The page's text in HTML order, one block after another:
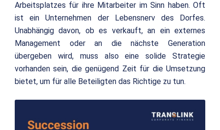
Arbeitsplatzes für ihre Mitarbeiter im Sinn haben. Oft
ist ein Unternehmen der Lebensnerv des Dorfes.
Unabhängig davon, ob es verkauft, an ein externes
Management oder an die nächste Generation
übergeben wird, muss also eine solide Strategie
vorhanden sein, die genügend Zeit für die Umsetzung
bietet, um für alle Beteiligten das Richtige zu tun.